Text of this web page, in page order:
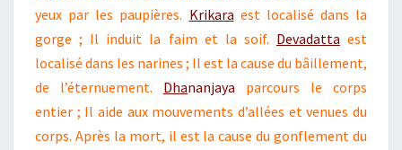
yeux par les paupières. Krikara est localisé dans la
gorge ; Il induit la faim et la soif. Devadatta est
localisé dans les narines ; Il est la cause du bâillement,
de l’éternuement.
Dhananjaya parcours le corps
entier ; Il aide aux mouvements d’allées et venues du
corps. Après la mort, il est la cause du gonflement du